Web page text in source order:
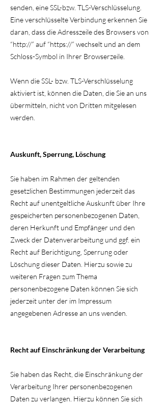
senden, eine SSL-bzw. TLS-Verschlüsselung.
Eine verschlüsselte Verbindung erkennen Sie
daran, dass die Adresszeile des Browsers von
“http://” auf “https://” wechselt und an dem
Schloss-Symbol in Ihrer Browserzeile.
Wenn die SSL- bzw. TLS-Verschlüsselung
aktiviert ist, können die Daten, die Sie an uns
übermitteln, nicht von Dritten mitgelesen
werden.
Auskunft, Sperrung, Löschung
Sie haben im Rahmen der geltenden
gesetzlichen Bestimmungen jederzeit das
Recht auf unentgeltliche Auskunft über Ihre
gespeicherten personenbezogenen Daten,
deren Herkunft und Empfänger und den
Zweck der Datenverarbeitung und ggf. ein
Recht auf Berichtigung, Sperrung oder
Löschung dieser Daten. Hierzu sowie zu
weiteren Fragen zum Thema
personenbezogene Daten können Sie sich
jederzeit unter der im Impressum
angegebenen Adresse an uns wenden.
Recht auf Einschränkung der Verarbeitung
Sie haben das Recht, die Einschränkung der
Verarbeitung Ihrer personenbezogenen
Daten zu verlangen. Hierzu können Sie sich